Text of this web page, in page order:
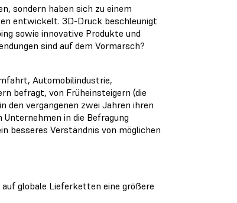
sondern haben sich zu einem
entwickelt. 3D-Druck beschleunigt
sowie innovative Produkte und
sind auf dem Vormarsch?
Automobilindustrie,
befragt, von Früheinsteigern (die
den vergangenen zwei Jahren ihren
in die Befragung
besseres Verständnis von möglichen
globale Lieferketten eine größere